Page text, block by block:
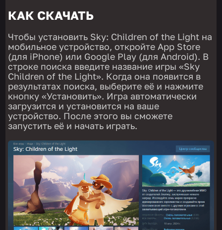
КАК СКАЧАТЬ
Чтобы установить Sky: Children of the Light на
мобильное устройство, откройте App Store
(для iPhone) или Google Play (для Android). В
строке поиска введите название игры «Sky
Children of the Light». Когда она появится в
результатах поиска, выберите её и нажмите
кнопку «Установить». Игра автоматически
загрузится и установится на ваше
устройство. После этого вы сможете
запустить её и начать играть.